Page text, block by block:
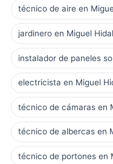
técnico de aire en
jardinero en Miguel
instalador de paneles
electricista en Miguel
técnico de cámaras en
técnico de albercas en
técnico de portones en